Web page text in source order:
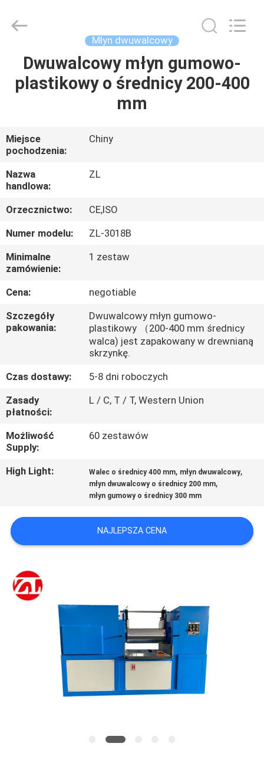
DOM
FILMY
O
NAS
WYCIECZKA
PO
FABRYCE
KONTROLA
JAKOŚCI
SKONTAKTUJ
Z
NAMI
AKTUALNOŚCI
WYCENĘ
VR
SHOW
SITEMAP
PRIVACY
Technology
Młyn dwuwalcowy
Dwuwalcowy młyn gumowo-
plastikowy o średnicy 200-400
mm
Miejsce
pochodzenia:
Chiny
Nazwa
handlowa:
ZL
Orzecznictwo:
CE,ISO
Numer modelu:
ZL-3018B
Minimalne
zamówienie:
1 zestaw
Cena:
negotiable
Szczegóły
pakowania:
Dwuwalcowy młyn gumowo-
plastikowy （200-400 mm średnicy
walca) jest zapakowany w drewnianą
skrzynkę.
Czas dostawy:
5-8 dni roboczych
Zasady
płatności:
L / C, T / T, Western Union
Możliwość
Supply:
60 zestawów
High Light: Walec o średnicy 400 mm, młyn dwuwalcowy,
młyn dwuwalcowy o średnicy 200 mm,
młyn gumowy o średnicy 300 mm
NAJLEPSZA CENA